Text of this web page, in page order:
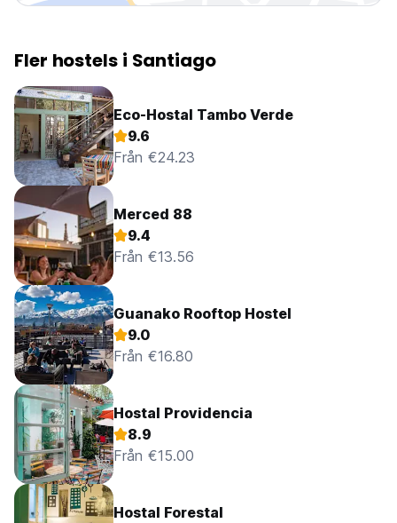
Fler hostels i Santiago
Eco-Hostal Tambo Verde
9.6
Från €24.23
Merced 88
9.4
Från €13.56
Guanako Rooftop Hostel
9.0
Från €16.80
Hostal Providencia
8.9
Från €15.00
Hostal Forestal